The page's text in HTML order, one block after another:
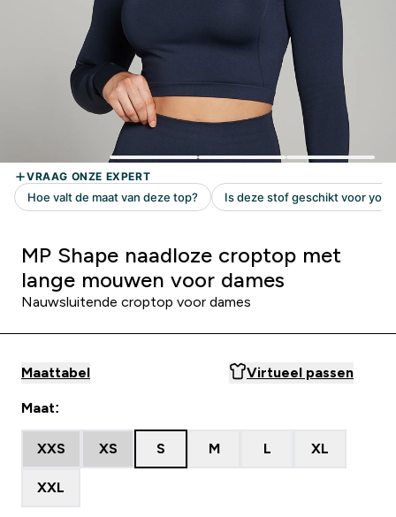
MP Shape naadloze croptop met
lange mouwen voor dames
Nauwsluitende croptop voor dames
Maattabel Virtueel passen
Maat:
XXS XS S M L XL
XXL